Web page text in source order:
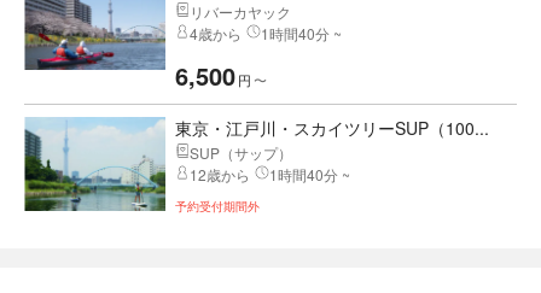
リバーカヤック
4歳から
1時間40分 ~
6,500円 〜
東京・江戸川・スカイツリーSUP（100...
SUP（サップ）
12歳から
1時間40分 ~
予約受付期間外